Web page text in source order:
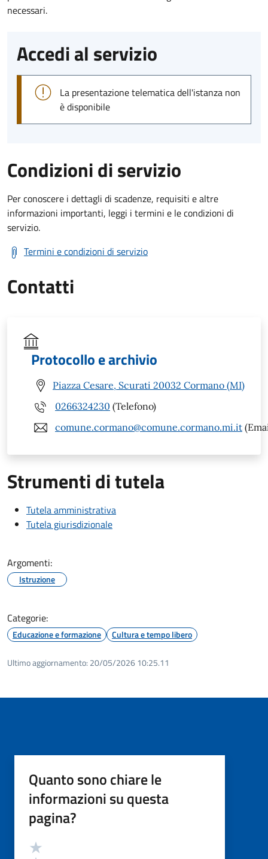
necessari.
Accedi al servizio
La presentazione telematica dell'istanza non
è disponibile
Condizioni di servizio
Per conoscere i dettagli di scadenze, requisiti e altre
informazioni importanti, leggi i termini e le condizioni di
servizio.
Termini e condizioni di servizio
Contatti
Protocollo e archivio
Piazza Cesare, Scurati 20032 Cormano (MI)
0266324230 (Telefono)
comune.cormano@comune.cormano.mi.it
Strumenti di tutela
Tutela amministrativa
Tutela giurisdizionale
Argomenti:
Istruzione
Categorie:
Educazione e formazione Cultura e tempo libero
Ultimo aggiornamento: 20/05/2026 10:25.11
Quanto sono chiare le
informazioni su questa
pagina?
Valutazione